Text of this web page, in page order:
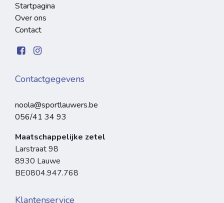
Startpagina
Over ons
Contact
Contactgegevens
noola@sportlauwers.be
056/41 34 93
Maatschappelijke zetel
Larstraat 98
8930 Lauwe
BE0804.947.768
Klantenservice